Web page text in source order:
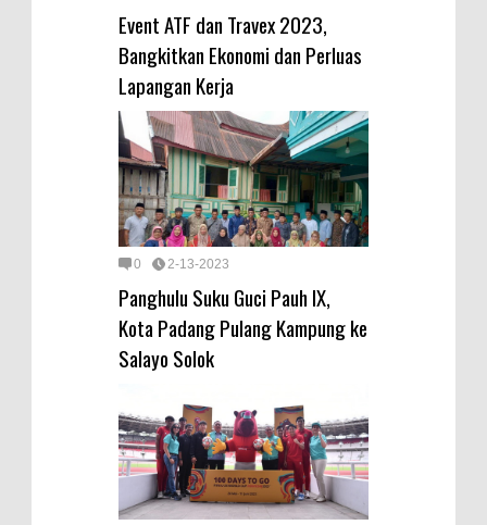
Event ATF dan Travex 2023,
Bangkitkan Ekonomi dan Perluas
Lapangan Kerja
0 2-13-2023
Panghulu Suku Guci Pauh IX,
Kota Padang Pulang Kampung ke
Salayo Solok